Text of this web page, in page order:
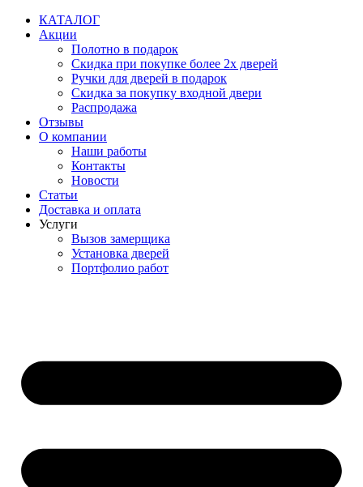
Перейти
содержимому
КАТАЛОГ
Акции
Полотно в подарок
Скидка при покупке более 2х дверей
Ручки для дверей в подарок
Скидка за покупку входной двери
Распродажа
Отзывы
О компании
Наши работы
Контакты
Новости
Статьи
Доставка и оплата
Услуги
Вызов замерщика
Установка дверей
Портфолио работ